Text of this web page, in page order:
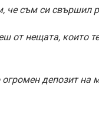
че съм си свършил
от нещата, които
депозит на